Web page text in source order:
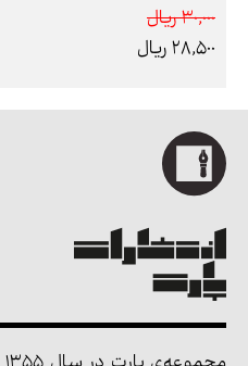
30,000 ريال
28,500 ريال